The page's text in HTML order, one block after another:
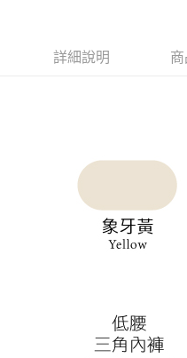
時審查核予不同之上限額度；若仍
離島宅配詳細說明